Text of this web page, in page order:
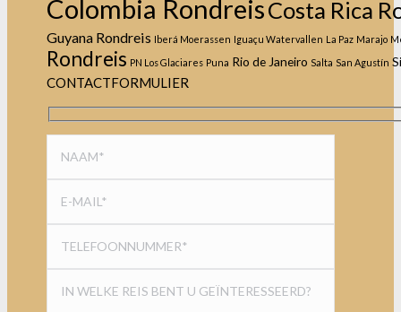
Colombia RondreisCosta Rica
Guyana Rondreis Iberá Moerassen Iguaçu Watervallen La Paz Marajo
Rondreis PN Los Glaciares Puna Rio de Janeiro Salta San Agustín
CONTACTFORMULIER